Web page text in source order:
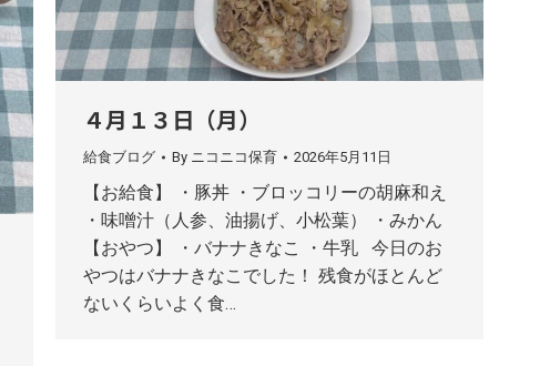
４月１３日（月）
給食ブログ By ニコニコ保育 2026年5月11日
【お給食】 ・豚丼 ・ブロッコリーの胡麻和え
・味噌汁（人参、油揚げ、小松葉） ・みかん
【おやつ】 ・バナナきなこ ・牛乳 今日のお
やつはバナナきなこでした！ 残食がほとんど
ないくらいよく食…